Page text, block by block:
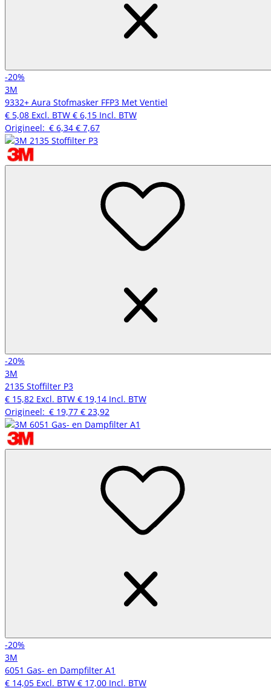
-20%
3M
9332+ Aura Stofmasker FFP3 Met Ventiel
€ 5,08 Excl. BTW € 6,15 Incl. BTW
Origineel: € 6,34 € 7,67
-20%
3M
2135 Stoffilter P3
€ 15,82 Excl. BTW € 19,14 Incl. BTW
Origineel: € 19,77 € 23,92
-20%
3M
6051 Gas- en Dampfilter A1
€ 14,05 Excl. BTW € 17,00 Incl. BTW